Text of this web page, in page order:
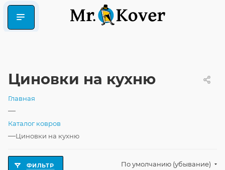
Циновки на кухню
Главная
—
Каталог ковров
—Циновки на кухню
ФИЛЬТР По умолчанию (убывание)